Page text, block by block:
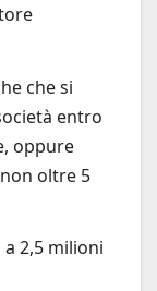
che si
entro
oppure
oltre 5
a 2,5 milioni